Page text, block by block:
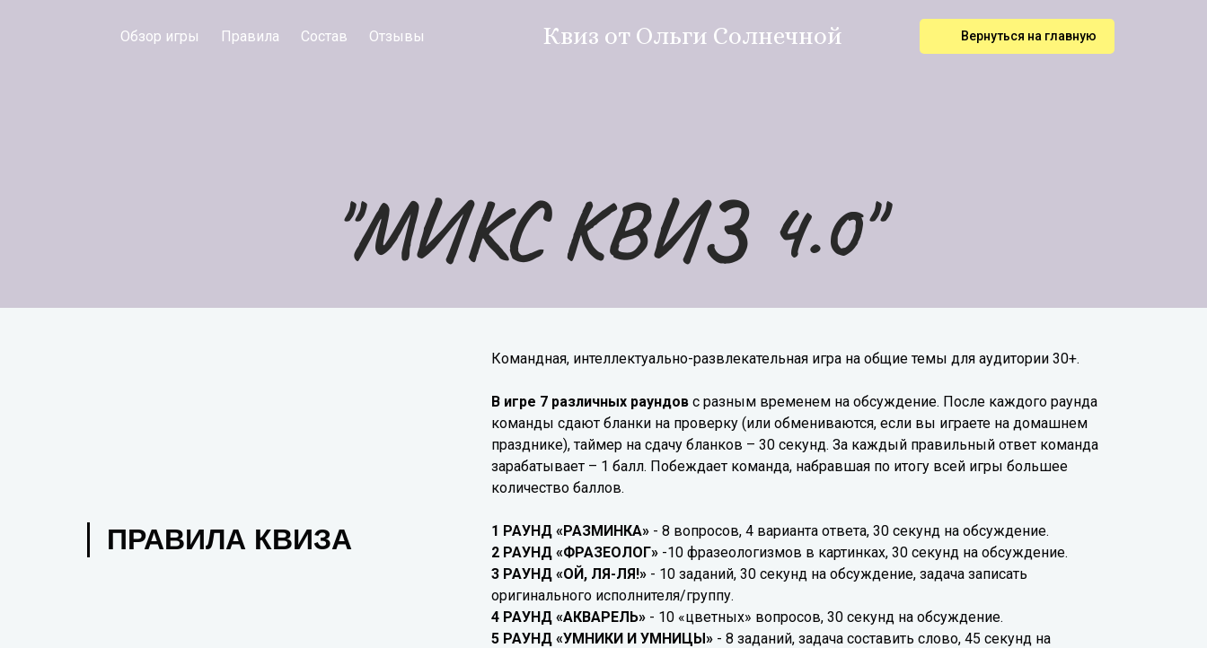
Обзор игры Правила Состав Отзывы Квиз от Ольги Солнечной Вернуться на главную
"МИКС КВИЗ 4.0"
ПРАВИЛА КВИЗА
Командная, интеллектуально-развлекательная игра на общие темы для аудитории 30+.
В игре 7 различных раундов с разным временем на обсуждение. После каждого раунда
команды сдают бланки на проверку (или обмениваются, если вы играете на домашнем
празднике), таймер на сдачу бланков – 30 секунд. За каждый правильный ответ команда
зарабатывает – 1 балл. Побеждает команда, набравшая по итогу всей игры большее
количество баллов.
1 РАУНД «РАЗМИНКА» - 8 вопросов, 4 варианта ответа, 30 секунд на обсуждение.
2 РАУНД «ФРАЗЕОЛОГ» -10 фразеологизмов в картинках, 30 секунд на обсуждение.
3 РАУНД «ОЙ, ЛЯ-ЛЯ!» - 10 заданий, 30 секунд на обсуждение, задача записать
оригинального исполнителя/группу.
4 РАУНД «АКВАРЕЛЬ» - 10 «цветных» вопросов, 30 секунд на обсуждение.
5 РАУНД «УМНИКИ И УМНИЦЫ» - 8 заданий, задача составить слово, 45 секунд на